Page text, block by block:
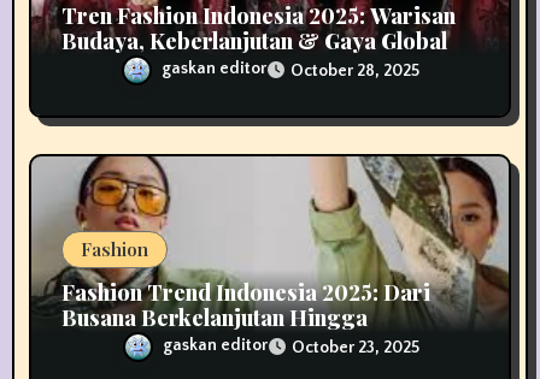
Tren Fashion Indonesia 2025: Warisan
Budaya, Keberlanjutan & Gaya Global
gaskan editor October 28, 2025
Fashion
Fashion Trend Indonesia 2025: Dari
Busana Berkelanjutan Hingga
Teknologi Smart Wear di Tanah Air
gaskan editor October 23, 2025